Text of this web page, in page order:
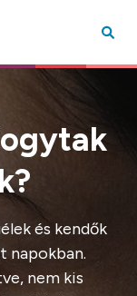
és kendők
napokban.
nem kis